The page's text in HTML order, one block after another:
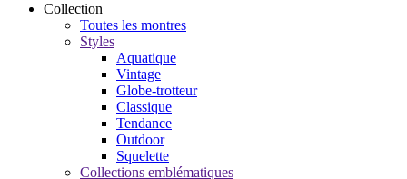
Collection
Toutes les montres
Styles
Aquatique
Vintage
Globe-trotteur
Classique
Tendance
Outdoor
Squelette
Collections emblématiques